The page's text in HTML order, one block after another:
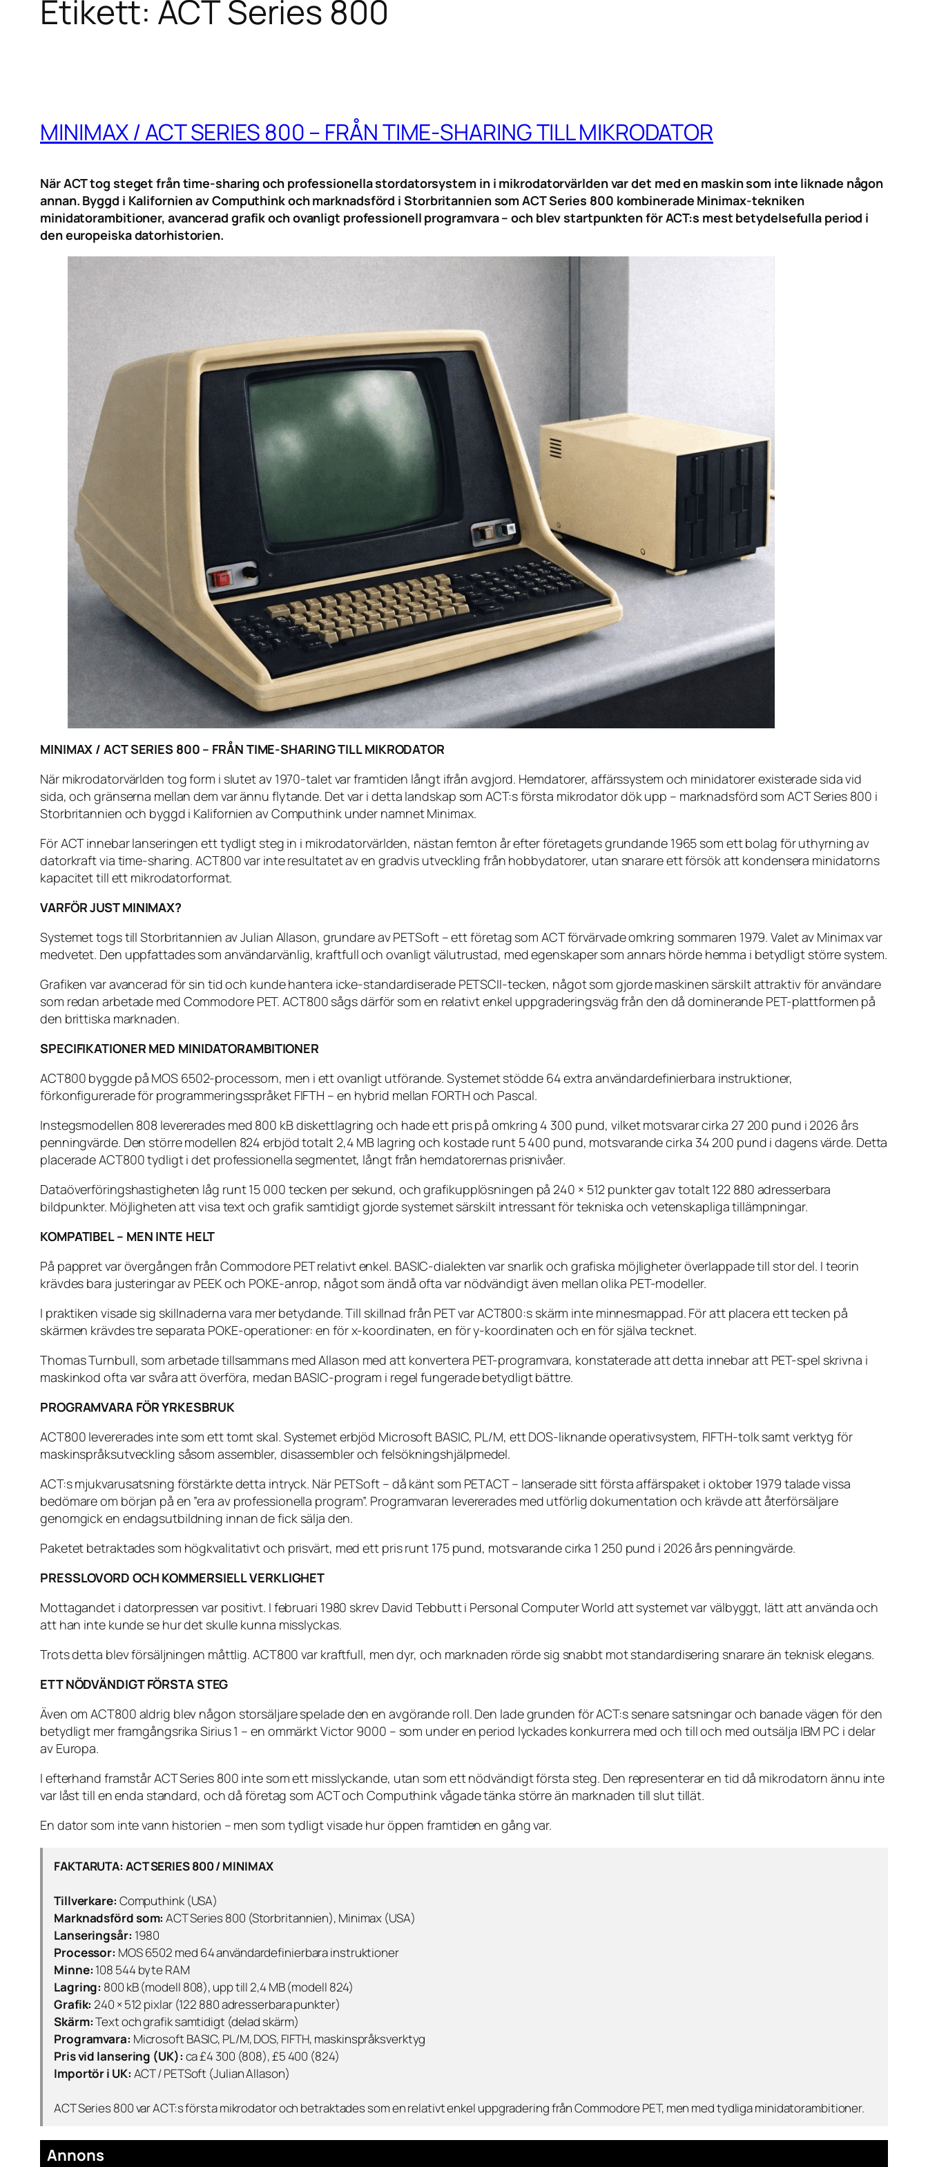
Etikett: ACT Series 800
MINIMAX / ACT SERIES 800 – FRÅN TIME-SHARING TILL MIKRODATOR
När ACT tog steget från time-sharing och professionella stordatorsystem in i mikrodatorvärlden var det med en maskin som inte liknade någon
annan. Byggd i Kalifornien av Computhink och marknadsförd i Storbritannien som ACT Series 800 kombinerade Minimax-tekniken
minidatorambitioner, avancerad grafik och ovanligt professionell programvara – och blev startpunkten för ACT:s mest betydelsefulla period i
den europeiska datorhistorien.
MINIMAX / ACT SERIES 800 – FRÅN TIME-SHARING TILL MIKRODATOR
När mikrodatorvärlden tog form i slutet av 1970-talet var framtiden långt ifrån avgjord. Hemdatorer, affärssystem och minidatorer existerade sida vid
sida, och gränserna mellan dem var ännu flytande. Det var i detta landskap som ACT:s första mikrodator dök upp – marknadsförd som ACT Series 800 i
Storbritannien och byggd i Kalifornien av Computhink under namnet Minimax.
För ACT innebar lanseringen ett tydligt steg in i mikrodatorvärlden, nästan femton år efter företagets grundande 1965 som ett bolag för uthyrning av
datorkraft via time-sharing. ACT800 var inte resultatet av en gradvis utveckling från hobbydatorer, utan snarare ett försök att kondensera minidatorns
kapacitet till ett mikrodatorformat.
VARFÖR JUST MINIMAX?
Systemet togs till Storbritannien av Julian Allason, grundare av PETSoft – ett företag som ACT förvärvade omkring sommaren 1979. Valet av Minimax var
medvetet. Den uppfattades som användarvänlig, kraftfull och ovanligt välutrustad, med egenskaper som annars hörde hemma i betydligt större system.
Grafiken var avancerad för sin tid och kunde hantera icke-standardiserade PETSCII-tecken, något som gjorde maskinen särskilt attraktiv för användare
som redan arbetade med Commodore PET. ACT800 sågs därför som en relativt enkel uppgraderingsväg från den då dominerande PET-plattformen på
den brittiska marknaden.
SPECIFIKATIONER MED MINIDATORAMBITIONER
ACT800 byggde på MOS 6502-processorn, men i ett ovanligt utförande. Systemet stödde 64 extra användardefinierbara instruktioner,
förkonfigurerade för programmeringsspråket FIFTH – en hybrid mellan FORTH och Pascal.
Instegsmodellen 808 levererades med 800 kB diskettlagring och hade ett pris på omkring 4 300 pund, vilket motsvarar cirka 27 200 pund i 2026 års
penningvärde. Den större modellen 824 erbjöd totalt 2,4 MB lagring och kostade runt 5 400 pund, motsvarande cirka 34 200 pund i dagens värde. Detta
placerade ACT800 tydligt i det professionella segmentet, långt från hemdatorernas prisnivåer.
Dataöverföringshastigheten låg runt 15 000 tecken per sekund, och grafikupplösningen på 240 × 512 punkter gav totalt 122 880 adresserbara
bildpunkter. Möjligheten att visa text och grafik samtidigt gjorde systemet särskilt intressant för tekniska och vetenskapliga tillämpningar.
KOMPATIBEL – MEN INTE HELT
På pappret var övergången från Commodore PET relativt enkel. BASIC-dialekten var snarlik och grafiska möjligheter överlappade till stor del. I teorin
krävdes bara justeringar av PEEK och POKE-anrop, något som ändå ofta var nödvändigt även mellan olika PET-modeller.
I praktiken visade sig skillnaderna vara mer betydande. Till skillnad från PET var ACT800:s skärm inte minnesmappad. För att placera ett tecken på
skärmen krävdes tre separata POKE-operationer: en för x-koordinaten, en för y-koordinaten och en för själva tecknet.
Thomas Turnbull, som arbetade tillsammans med Allason med att konvertera PET-programvara, konstaterade att detta innebar att PET-spel skrivna i
maskinkod ofta var svåra att överföra, medan BASIC-program i regel fungerade betydligt bättre.
PROGRAMVARA FÖR YRKESBRUK
ACT800 levererades inte som ett tomt skal. Systemet erbjöd Microsoft BASIC, PL/M, ett DOS-liknande operativsystem, FIFTH-tolk samt verktyg för
maskinspråksutveckling såsom assembler, disassembler och felsökningshjälpmedel.
ACT:s mjukvarusatsning förstärkte detta intryck. När PETSoft – då känt som PETACT – lanserade sitt första affärspaket i oktober 1979 talade vissa
bedömare om början på en ”era av professionella program”. Programvaran levererades med utförlig dokumentation och krävde att återförsäljare
genomgick en endagsutbildning innan de fick sälja den.
Paketet betraktades som högkvalitativt och prisvärt, med ett pris runt 175 pund, motsvarande cirka 1 250 pund i 2026 års penningvärde.
PRESSLOVORD OCH KOMMERSIELL VERKLIGHET
Mottagandet i datorpressen var positivt. I februari 1980 skrev David Tebbutt i Personal Computer World att systemet var välbyggt, lätt att använda och
att han inte kunde se hur det skulle kunna misslyckas.
Trots detta blev försäljningen måttlig. ACT800 var kraftfull, men dyr, och marknaden rörde sig snabbt mot standardisering snarare än teknisk elegans.
ETT NÖDVÄNDIGT FÖRSTA STEG
Även om ACT800 aldrig blev någon storsäljare spelade den en avgörande roll. Den lade grunden för ACT:s senare satsningar och banade vägen för den
betydligt mer framgångsrika Sirius 1 – en ommärkt Victor 9000 – som under en period lyckades konkurrera med och till och med outsälja IBM PC i delar
av Europa.
I efterhand framstår ACT Series 800 inte som ett misslyckande, utan som ett nödvändigt första steg. Den representerar en tid då mikrodatorn ännu inte
var låst till en enda standard, och då företag som ACT och Computhink vågade tänka större än marknaden till slut tillät.
En dator som inte vann historien – men som tydligt visade hur öppen framtiden en gång var.
FAKTARUTA: ACT SERIES 800 / MINIMAX
Tillverkare: Computhink (USA)
Marknadsförd som: ACT Series 800 (Storbritannien), Minimax (USA)
Lanseringsår: 1980
Processor: MOS 6502 med 64 användardefinierbara instruktioner
Minne: 108 544 byte RAM
Lagring: 800 kB (modell 808), upp till 2,4 MB (modell 824)
Grafik: 240 × 512 pixlar (122 880 adresserbara punkter)
Skärm:Text och grafik samtidigt (delad skärm)
Programvara: Microsoft BASIC, PL/M, DOS, FIFTH, maskinspråksverktyg
Pris vid lansering (UK): ca £4 300 (808), £5 400 (824)
Importör i UK: ACT / PETSoft (Julian Allason)
ACT Series 800 var ACT:s första mikrodator och betraktades som en relativt enkel uppgradering från Commodore PET, men med tydliga minidatorambitioner.
Annons